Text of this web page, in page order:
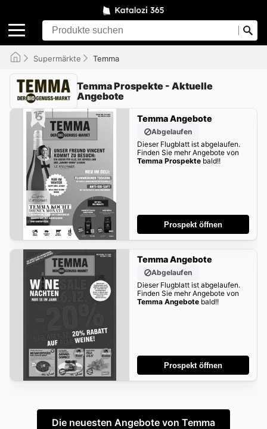
Supermärkte Temma
Temma Prospekte - Aktuelle
Angebote
Temma Angebote
Abgelaufen
Dieser Flugblatt ist abgelaufen.
Finden Sie mehr Angebote von
Temma Prospektebald!!
Prospekt öffnen
Temma Angebote
Abgelaufen
Dieser Flugblatt ist abgelaufen.
Finden Sie mehr Angebote von
Temma Angebotebald!!
Prospekt öffnen
Die neuesten Angebote von Temma